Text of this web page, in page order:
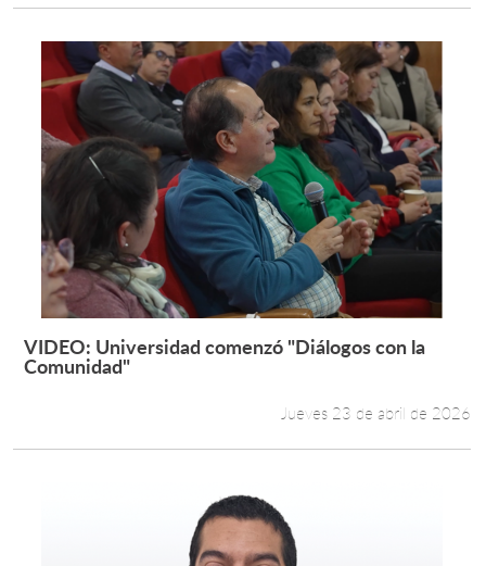
Leer más +
VIDEO: Universidad comenzó "Diálogos con la
Comunidad"
Jueves 23 de abril de 2026